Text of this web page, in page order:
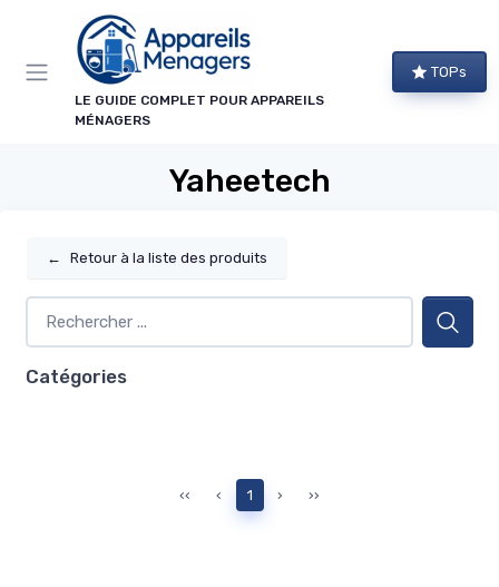
LE GUIDE COMPLET POUR APPAREILS
MÉNAGERS
TOPs
Yaheetech
← Retour à la liste des produits
Catégories
‹‹ ‹ 1 › ››
Panneau de gestion des cookies